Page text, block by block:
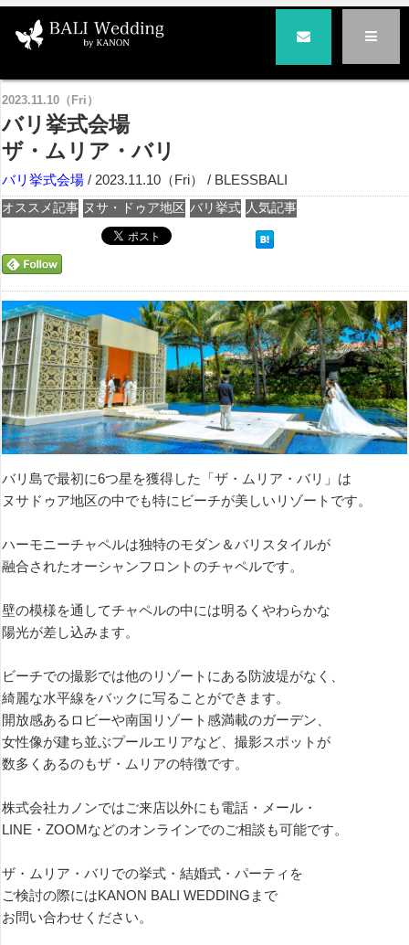
>バリ挙式会場 > バリ挙式会場
ザ・ムリア・バリ
2023.11.10（Fri）
バリ挙式会場
ザ・ムリア・バリ
バリ挙式会場 / 2023.11.10（Fri） / BLESSBALI
オススメ記事 ヌサ・ドゥア地区 バリ挙式 人気記事
バリ島で最初に6つ星を獲得した「ザ・ムリア・バリ」は
ヌサドゥア地区の中でも特にビーチが美しいリゾートです。
ハーモニーチャペルは独特のモダン＆バリスタイルが
融合されたオーシャンフロントのチャペルです。
壁の模様を通してチャペルの中には明るくやわらかな
陽光が差し込みます。
ビーチでの撮影では他のリゾートにある防波堤がなく、
綺麗な水平線をバックに写ることができます。
開放感あるロビーや南国リゾート感満載のガーデン、
女性像が建ち並ぶプールエリアなど、撮影スポットが
数多くあるのもザ・ムリアの特徴です。
株式会社カノンではご来店以外にも電話・メール・
LINE・ZOOMなどのオンラインでのご相談も可能です。
ザ・ムリア・バリでの挙式・結婚式・パーティを
ご検討の際にはKANON BALI WEDDINGまで
お問い合わせください。